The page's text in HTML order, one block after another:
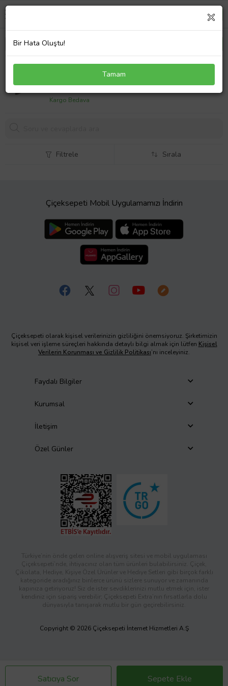
Pirge Creme Karbon Çelik Kaymak Bıçağı 16 Cm
1150,00 TL
Kargo Bedava
Satıcıya Sor Sepete Ekle
Filtrele Sırala
Çiçeksepeti Mobil Uygulamamızı İndirin
Çiçeksepeti olarak kişisel verilerinizin gizliliğini önemsiyoruz. Şirketimizin
kişisel veri işleme süreçleri hakkında detaylı bilgi almak için lütfen Kişisel
Verilerin Korunması ve Gizlilik Politikası’nı inceleyiniz.
Faydalı Bilgiler
Kurumsal
İletişim
Özel Günler
Türkiye’nin önde gelen online alışveriş sitesi ve mobil uygulaması
Çiçeksepeti’nde, ihtiyacınız olan tüm ürünleri bulabilirsiniz. Çiçek,
Çikolata, Hediye, Kişiye Özel Ürünler ve Hediye Setleri gibi birçok farklı
kategoride aradığınız binlerce ürünü sizlere sunuyor ve zamanında
kapınıza getiriyoruz! Siz de ister sevdiklerinizi mutlu etmek için, ister
kendiniz için sipariş verebilir; Çiçeksepeti Extra’nın fırsatlarla dolu
dünyasıyla tanışarak mutlu bir gün geçirebilirsiniz.
Copyright © 2026 Çiçeksepeti İnternet Hizmetleri A.Ş
Bir Hata Oluştu!
Tamam